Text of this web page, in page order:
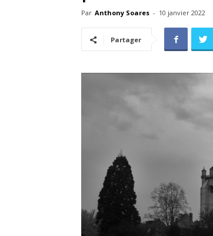
Par Anthony Soares - 10 janvier 2022
Partager